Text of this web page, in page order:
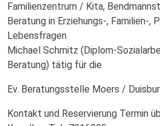
Familienzentrum / Kita,
Beratung in Erziehungs-, Familien-,
Lebensfragen
Michael Schmitz (Diplom-
Beratung) tätig für die
Ev. Beratungsstelle Moers /
Kontakt und Reservierung Termin